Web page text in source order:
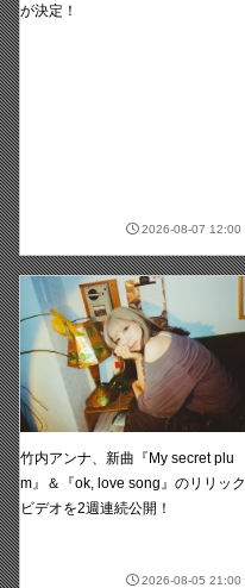
が決定！
2026-08-07 12:00
竹内アンナ、新曲『My secret plu
m』＆『ok, love song』のリリック
ビデオを2週連続公開！
2026-08-05 21:00